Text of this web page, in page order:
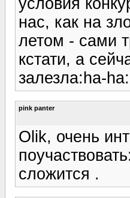
нас, как на
летом - сами
кстати, а
залезла:ha-ha:
pink panter
Olik, очень
сложится .